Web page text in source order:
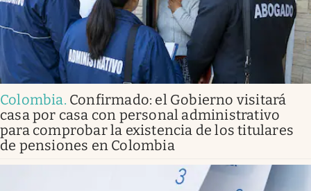
Colombia. Confirmado: el Gobierno visitará
casa por casa con personal administrativo
para comprobar la existencia de los titulares
de pensiones en Colombia